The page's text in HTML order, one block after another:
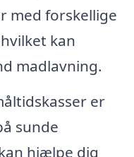
med forskellige
kan
madlavning.
er
sunde
hjælpe dig